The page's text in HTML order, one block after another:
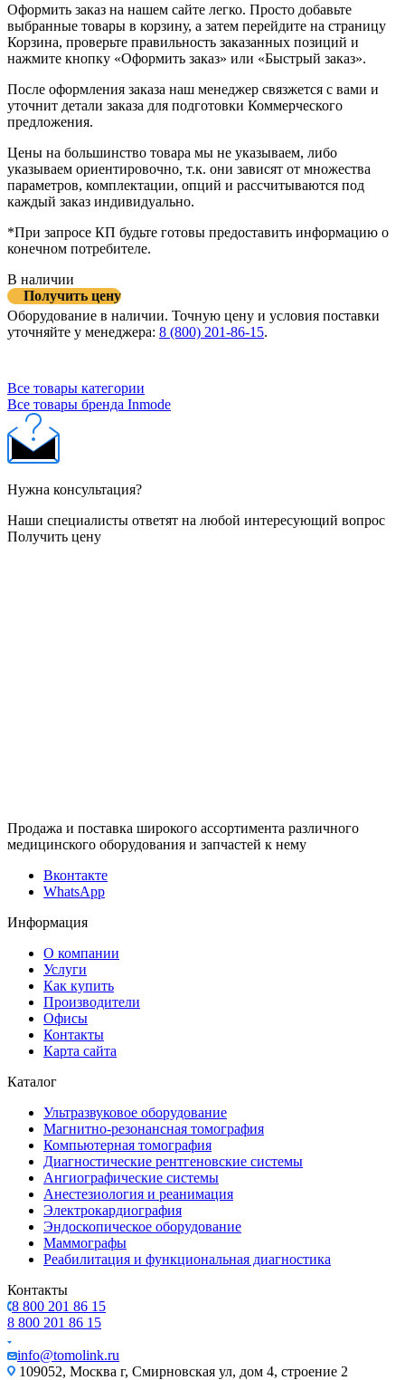
Оформить заказ на нашем сайте легко. Просто добавьте
выбранные товары в корзину, а затем перейдите на страницу
Корзина, проверьте правильность заказанных позиций и
нажмите кнопку «Оформить заказ» или «Быстрый заказ».
После оформления заказа наш менеджер связжется с вами и
уточнит детали заказа для подготовки Коммерческого
предложения.
Цены на большинство товара мы не указываем, либо
указываем ориентировочно, т.к. они зависят от множества
параметров, комплектации, опций и рассчитываются под
каждый заказ индивидуально.
*При запросе КП будьте готовы предоставить информацию о
конечном потребителе.
В наличии
Получить цену
Оборудование в наличии. Точную цену и условия поставки
уточняйте у менеджера: 8 (800) 201-86-15.
Все товары категории
Все товары бренда Inmode
Нужна консультация?
Наши специалисты ответят на любой интересующий вопрос
Получить цену
Продажа и поставка широкого ассортимента различного
медицинского оборудования и запчастей к нему
Вконтакте
WhatsApp
Информация
О компании
Услуги
Как купить
Производители
Офисы
Контакты
Карта сайта
Каталог
Ультразвуковое оборудование
Магнитно-резонансная томография
Компьютерная томография
Диагностические рентгеновские системы
Ангиографические системы
Анестезиология и реанимация
Электрокардиография
Эндоскопическое оборудование
Маммографы
Реабилитация и функциональная диагностика
Контакты
8 800 201 86 15
8 800 201 86 15
info@tomolink.ru
109052, Москва г, Смирновская ул, дом 4, строение 2